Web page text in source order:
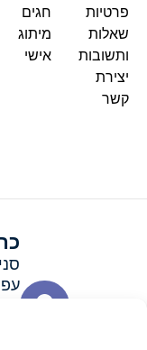
פרטיות
שאלות
ותשובות
יצירת
קשר
חגים
מיתוג
אישי